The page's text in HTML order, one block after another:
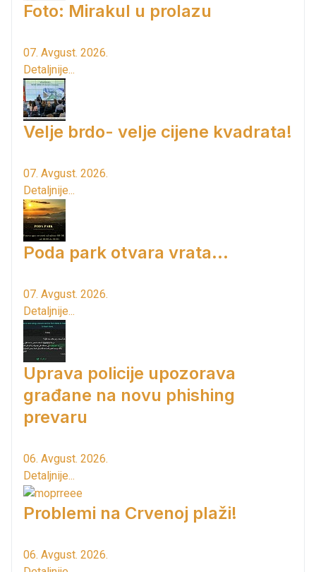
Foto: Mirakul u prolazu
07. Avgust. 2026.
Detaljnije...
Velje brdo- velje cijene kvadrata!
07. Avgust. 2026.
Detaljnije...
Poda park otvara vrata...
07. Avgust. 2026.
Detaljnije...
Uprava policije upozorava
građane na novu phishing
prevaru
06. Avgust. 2026.
Detaljnije...
Problemi na Crvenoj plaži!
06. Avgust. 2026.